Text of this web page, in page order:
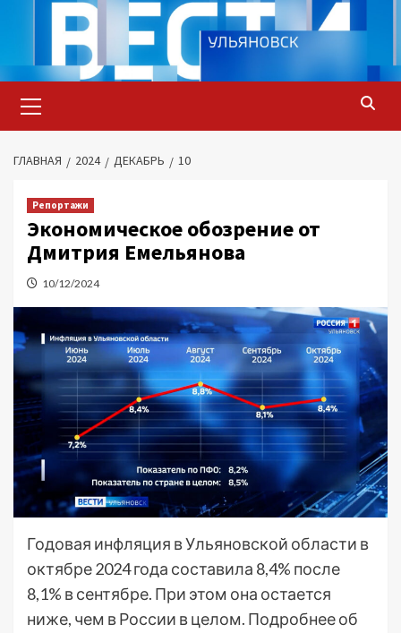
содержимому
меню
ГЛАВНАЯ 2024 ДЕКАБРЬ 10
Репортажи
Экономическое обозрение от
Дмитрия Емельянова
10/12/2024
Годовая инфляция в Ульяновской области в
октябре 2024 года составила 8,4% после
8,1% в сентябре. При этом она остается
ниже, чем в России в целом. Подробнее об